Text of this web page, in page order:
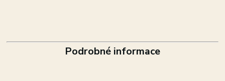
Podrobné informace